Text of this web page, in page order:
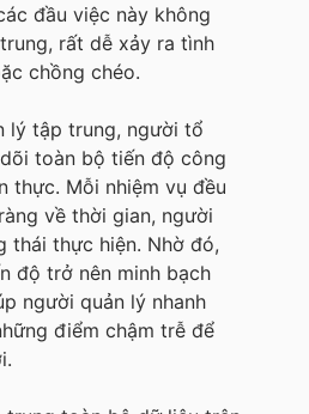
đầu việc này không
rất dễ xảy ra tình
chồng chéo.
lý tập trung, người tổ
toàn bộ tiến độ công
thực. Mỗi nhiệm vụ đều
về thời gian, người
thái thực hiện. Nhờ đó,
độ trở nên minh bạch
người quản lý nhanh
điểm chậm trễ để